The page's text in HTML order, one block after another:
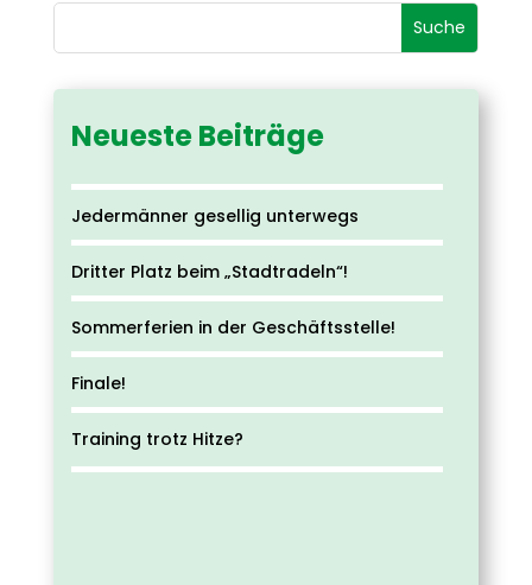
Neueste Beiträge
Jedermänner gesellig unterwegs
Dritter Platz beim „Stadtradeln“!
Sommerferien in der Geschäftsstelle!
Finale!
Training trotz Hitze?